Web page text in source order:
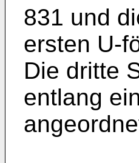
831 und
ersten U-
Die dritte
entlang